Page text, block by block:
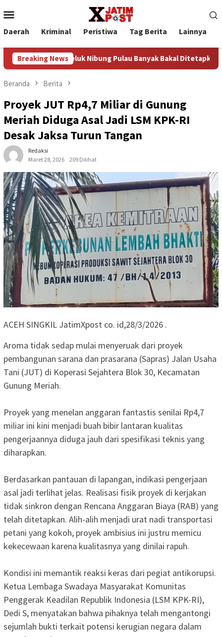
ke
kontenMobile
Daerah Kriminal Peristiwa Tag Berita Lainnya
Breaking News
Teluk Nibung Pulau Banyak Bakal Ditetapkan jadi
Beranda Berita
Proyek JUT Rp4,7 Miliar di Gunung
Meriah Diduga Asal Jadi LSM KPK-RI
Desak Jaksa Turun Tangan
Redaksi
Maret 28, 2026
209 Dilihat
‎ACEH ​SINGKIL JatimXpost co. id,28/3/2026 .
Aroma tidak sedap mulai menyeruak dari proyek
pembangunan sarana dan prasarana (Sapras) Jalan Usaha
Tani (JUT) di Koperasi Sejahtera Blok 30, Kecamatan
Gunung Meriah.
‎Proyek yang menelan anggaran fantastis senilai Rp4,7
miliar ini kini menjadi buah bibir lantaran kualitas
pengerjaannya diduga jauh dari spesifikasi teknis yang
diharapkan.
‎Berdasarkan pantauan di lapangan, indikasi pengerjaan
asal jadi terlihat jelas. Realisasi fisik proyek di kerjakan
tidak sinkron dengan Rencana Anggaran Biaya (RAB) yang
telah ditetapkan. Alih-alih menjadi urat nadi transportasi
petani yang kokoh, proyek ambisius ini justru memicu
kekecewaan karena kualitasnya yang dinilai rapuh.
‎Kondisi ini memantik reaksi keras dari pegiat antikorupsi.
Ketua Lembaga Swadaya Masyarakat Komunitas
Penggerak Keadilan Republik Indonesia (LSM KPK-RI),
Dedi S, menyatakan bahwa pihaknya telah mengantongi
sejumlah bukti terkait potensi kerugian negara dalam